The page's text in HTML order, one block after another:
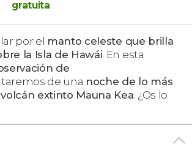
gratuita
por el manto celeste que brilla
la Isla de Hawái. En esta
de
de una noche de lo más
extinto Mauna Kea. ¿Os lo